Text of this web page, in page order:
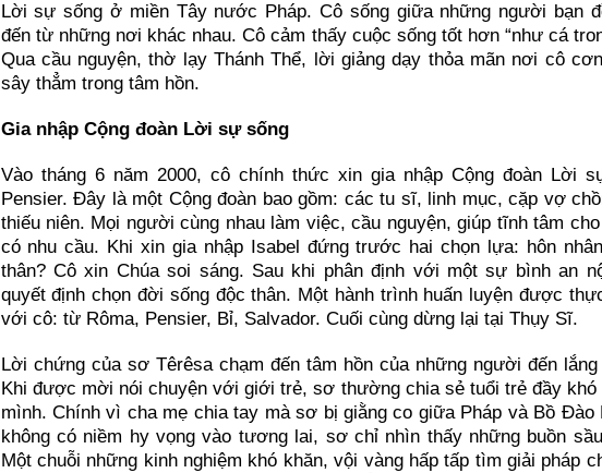
Lời sự sống ở miền Tây nước Pháp. Cô sống giữa những người bạn
đến từ những nơi khác nhau. Cô cảm thấy cuộc sống tốt hơn “như cá
Qua cầu nguyện, thờ lạy Thánh Thể, lời giảng dạy thỏa mãn nơi cô
sây thẳm trong tâm hồn.
Gia nhập Cộng đoàn Lời sự sống
Vào tháng 6 năm 2000, cô chính thức xin gia nhập Cộng đoàn Lời
Pensier. Đây là một Cộng đoàn bao gồm: các tu sĩ, linh mục, cặp vợ
thiếu niên. Mọi người cùng nhau làm việc, cầu nguyện, giúp tĩnh tâm
có nhu cầu. Khi xin gia nhập Isabel đứng trước hai chọn lựa: hôn
thân? Cô xin Chúa soi sáng. Sau khi phân định với một sự bình an
quyết định chọn đời sống độc thân. Một hành trình huấn luyện được
với cô: từ Rôma, Pensier, Bỉ, Salvador. Cuối cùng dừng lại tại Thụy Sĩ.
Lời chứng của sơ Têrêsa chạm đến tâm hồn của những người đến
Khi được mời nói chuyện với giới trẻ, sơ thường chia sẻ tuổi trẻ đầy khó
mình. Chính vì cha mẹ chia tay mà sơ bị giằng co giữa Pháp và Bồ Đào
không có niềm hy vọng vào tương lai, sơ chỉ nhìn thấy những buồn
Một chuỗi những kinh nghiệm khó khăn, vội vàng hấp tấp tìm giải pháp